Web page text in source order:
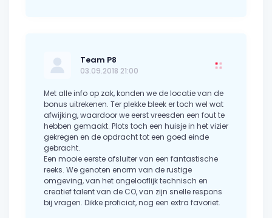
Team P8
03.09.2018 21:00
Met alle info op zak, konden we de locatie van de
bonus uitrekenen. Ter plekke bleek er toch wel wat
afwijking, waardoor we eerst vreesden een fout te
hebben gemaakt. Plots toch een huisje in het vizier
gekregen en de opdracht tot een goed einde
gebracht.
Een mooie eerste afsluiter van een fantastische
reeks. We genoten enorm van de rustige
omgeving, van het ongelooflijk technisch en
creatief talent van de CO, van zijn snelle respons
bij vragen. Dikke proficiat, nog een extra favoriet.